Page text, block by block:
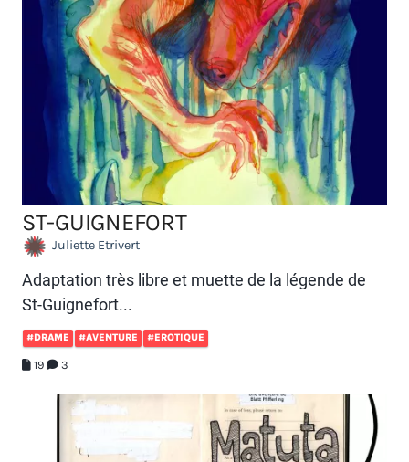
ST-GUIGNEFORT
Juliette Etrivert
Adaptation très libre et muette de la légende de
St-Guignefort...
#DRAME #AVENTURE #EROTIQUE
19 3